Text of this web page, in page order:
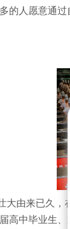
的人愿意通
大由来已久，
高中毕业生、